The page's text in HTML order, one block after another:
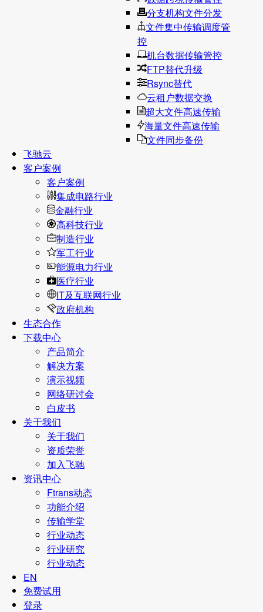
分支机构文件分发
文件集中传输调度管
控
机台数据传输管控
FTP替代升级
Rsync替代
云租户数据交换
超大文件高速传输
海量文件高速传输
文件同步备份
飞驰云
客户案例
客户案例
集成电路行业
金融行业
高科技行业
制造行业
军工行业
能源电力行业
医疗行业
IT及互联网行业
政府机构
生态合作
下载中心
产品简介
解决方案
演示视频
网络研讨会
白皮书
关于我们
关于我们
资质荣誉
加入飞驰
资讯中心
Ftrans动态
功能介绍
传输学堂
行业动态
行业研究
行业动态
EN
免费试用
登录